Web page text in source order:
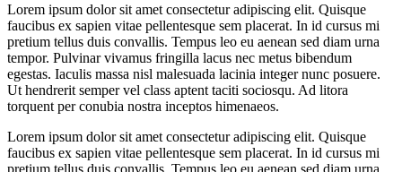
Lorem ipsum dolor sit amet consectetur adipiscing elit. Quisque
faucibus ex sapien vitae pellentesque sem placerat. In id cursus mi
pretium tellus duis convallis. Tempus leo eu aenean sed diam urna
tempor. Pulvinar vivamus fringilla lacus nec metus bibendum
egestas. Iaculis massa nisl malesuada lacinia integer nunc posuere.
Ut hendrerit semper vel class aptent taciti sociosqu. Ad litora
torquent per conubia nostra inceptos himenaeos.
Lorem ipsum dolor sit amet consectetur adipiscing elit. Quisque
faucibus ex sapien vitae pellentesque sem placerat. In id cursus mi
pretium tellus duis convallis. Tempus leo eu aenean sed diam urna